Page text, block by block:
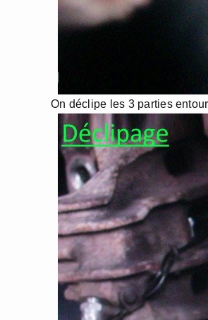
On déclipe les 3 parties